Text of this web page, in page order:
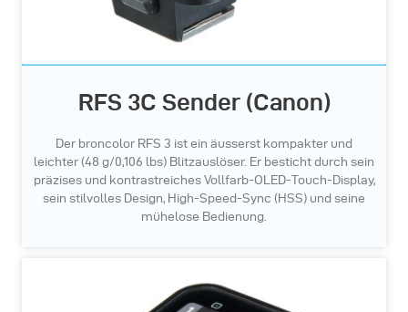
RFS 3C Sender (Canon)
Der broncolor RFS 3 ist ein äusserst kompakter und
leichter (48 g/0,106 lbs) Blitzauslöser. Er besticht durch sein
präzises und kontrastreiches Vollfarb-OLED-Touch-Display,
sein stilvolles Design, High-Speed-Sync (HSS) und seine
mühelose Bedienung.